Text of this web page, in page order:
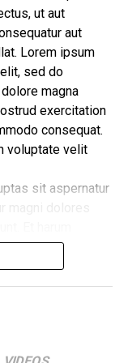
Itaque
ut aut
aut
adipisicing elit,
et dolore
, quis nostrud
ex ea
sequi
ut aut
aut
Lorem ipsum
sed do
magna
exercitation
consequat.
voluptate velit
sit aspernatur
Nam libero
cumque
facere
omnis dolor
occaecat